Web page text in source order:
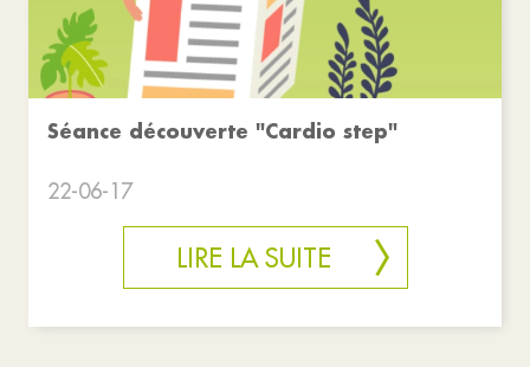
Séance découverte "Cardio step"
22-06-17
LIRE LA SUITE